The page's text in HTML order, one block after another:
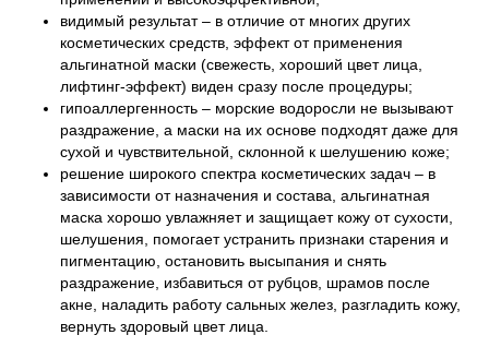
видимый результат – в отличие от многих других
косметических средств, эффект от применения
альгинатной маски (свежесть, хороший цвет лица,
лифтинг-эффект) виден сразу после процедуры;
гипоаллергенность – морские водоросли не вызывают
раздражение, а маски на их основе подходят даже для
сухой и чувствительной, склонной к шелушению коже;
решение широкого спектра косметических задач – в
зависимости от назначения и состава, альгинатная
маска хорошо увлажняет и защищает кожу от сухости,
шелушения, помогает устранить признаки старения и
пигментацию, остановить высыпания и снять
раздражение, избавиться от рубцов, шрамов после
акне, наладить работу сальных желез, разгладить кожу,
вернуть здоровый цвет лица.